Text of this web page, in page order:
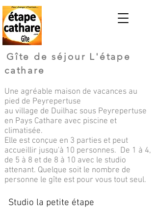
Gîte de séjour L'étape
cathare
Une agréable maison de vacances au
pied de Peyrepertuse
au village de Duilhac sous Peyrepertuse
en Pays Cathare avec piscine et
climatisée.
Elle est conçue en 3 parties et peut
accueillir jusqu'à 10 personnes. De 1 à 4,
de 5 à 8 et de 8 à 10 avec le studio
attenant. Quelque soit le nombre de
personne le gîte est pour vous tout seul.
Studio la petite étape